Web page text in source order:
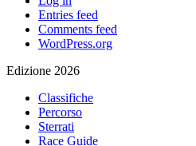
Entries feed
Comments feed
WordPress.org
Edizione 2026
Classifiche
Percorso
Sterrati
Race Guide